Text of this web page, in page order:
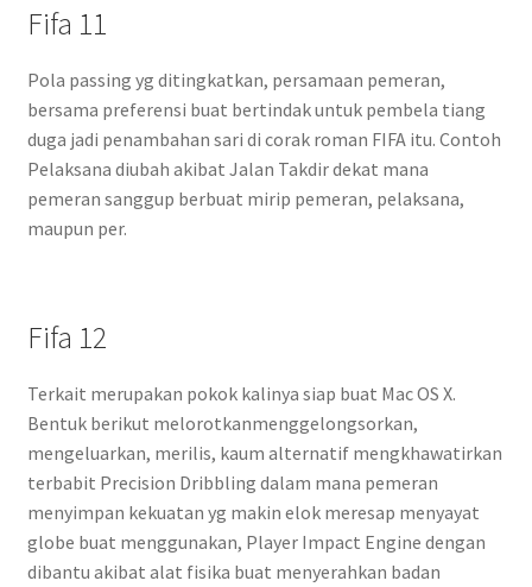
Fifa 11
Pola passing yg ditingkatkan, persamaan pemeran,
bersama preferensi buat bertindak untuk pembela tiang
duga jadi penambahan sari di corak roman FIFA itu. Contoh
Pelaksana diubah akibat Jalan Takdir dekat mana
pemeran sanggup berbuat mirip pemeran, pelaksana,
maupun per.
Fifa 12
Terkait merupakan pokok kalinya siap buat Mac OS X.
Bentuk berikut melorotkanmenggelongsorkan,
mengeluarkan, merilis, kaum alternatif mengkhawatirkan
terbabit Precision Dribbling dalam mana pemeran
menyimpan kekuatan yg makin elok meresap menyayat
globe buat menggunakan, Player Impact Engine dengan
dibantu akibat alat fisika buat menyerahkan badan